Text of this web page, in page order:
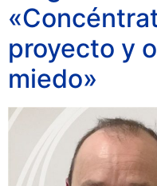
proyecto y
miedo»